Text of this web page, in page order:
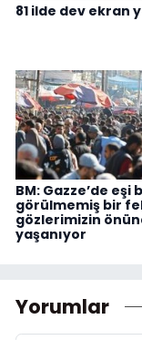
81 ilde dev ekran
BM: Gazze’de eşi
görülmemiş bir
gözlerimizin
yaşanıyor
Yorumlar